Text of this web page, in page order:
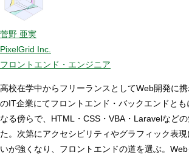
菅野 亜実
PixelGrid Inc.
フロントエンド・エンジニア
高校在学中からフリーランスとしてWeb開発に
のIT企業にてフロントエンド・バックエンドとも
なる傍らで、HTML・CSS・VBA・Laravelなど
た。次第にアクセシビリティやグラフィック表
いが強くなり、フロントエンドの道を選ぶ。